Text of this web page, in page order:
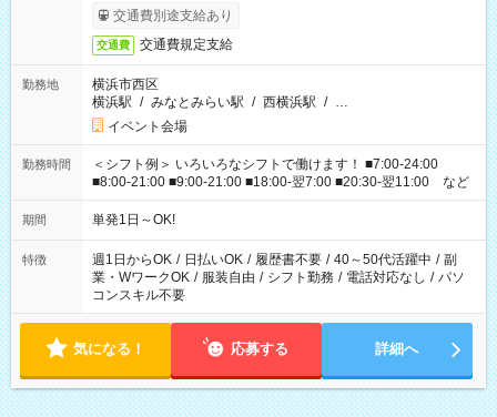
交通費別途支給あり
交通費 交通費規定支給
勤務地
横浜市西区
横浜駅 / みなとみらい駅 / 西横浜駅 / …
イベント会場
勤務時間
＜シフト例＞ いろいろなシフトで働けます！ ■7:00-24:00
■8:00-21:00 ■9:00-21:00 ■18:00-翌7:00 ■20:30-翌11:00 など
期間 単発1日～OK!
特徴 週1日からOK / 日払いOK / 履歴書不要 / 40～50代活躍中 / 副
業・WワークOK / 服装自由 / シフト勤務 / 電話対応なし / パソ
コンスキル不要
気になる！ 応募する 詳細へ